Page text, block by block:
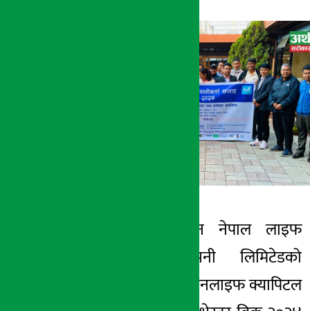
काठमाडौँ । सन नेपाल लाइफ
इन्स्योरेन्स कम्पनी लिमिटेडको
सहायक कम्पनी सनलाइफ क्यापिटल